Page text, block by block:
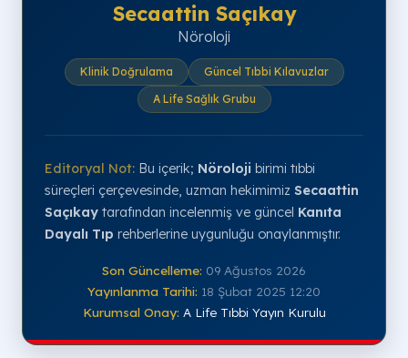
Secaattin Saçıkay
Nöroloji
Klinik Doğrulama
Güncel Tıbbi Kılavuzlar
A Life Sağlık Grubu
Editoryal Not: Bu içerik; Nöroloji birimi tıbbi
süreçleri çerçevesinde, uzman hekimimiz Secaattin
Saçıkay tarafından incelenmiş ve güncel Kanıta
Dayalı Tıp rehberlerine uygunluğu onaylanmıştır.
Son Güncelleme: 09 Ağustos 2026
Yayınlanma Tarihi: 18 Şubat 2025 12:20
Kurumsal Onay: A Life Tıbbi Yayın Kurulu